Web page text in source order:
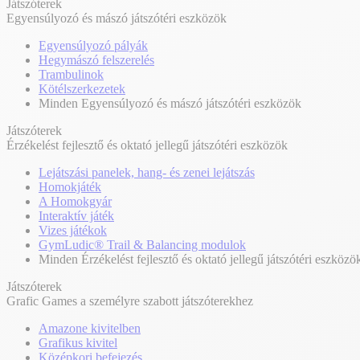
Játszóterek
Egyensúlyozó és mászó játszótéri eszközök
Egyensúlyozó pályák
Hegymászó felszerelés
Trambulinok
Kötélszerkezetek
Minden Egyensúlyozó és mászó játszótéri eszközök
Játszóterek
Érzékelést fejlesztő és oktató jellegű játszótéri eszközök
Lejátszási panelek, hang- és zenei lejátszás
Homokjáték
A Homokgyár
Interaktív játék
Vizes játékok
GymLudic® Trail & Balancing modulok
Minden Érzékelést fejlesztő és oktató jellegű játszótéri
Játszóterek
Grafic Games a személyre szabott játszóterekhez
Amazone kivitelben
Grafikus kivitel
Középkori befejezés